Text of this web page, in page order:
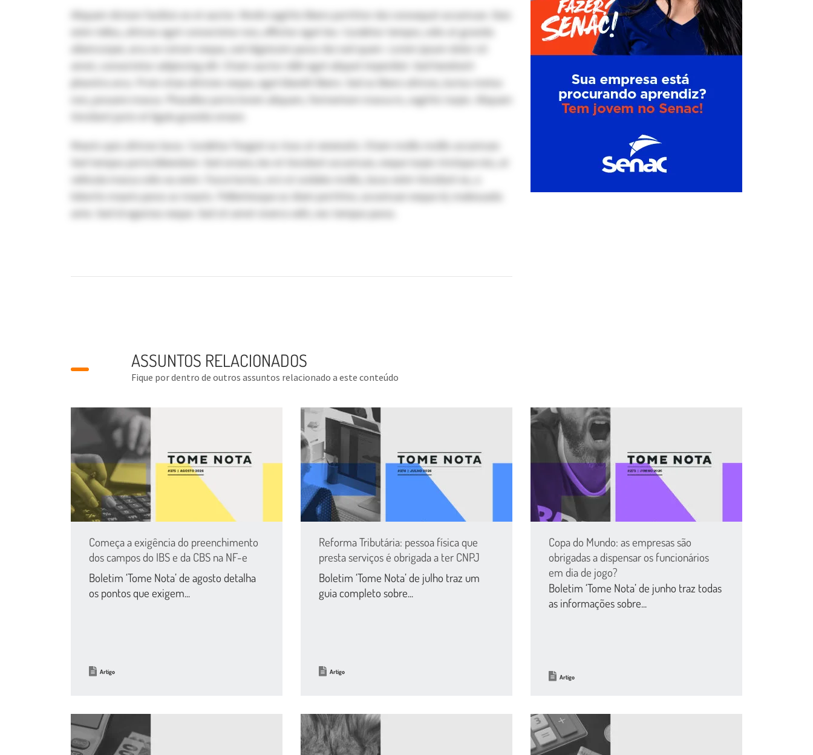
Aliquam dictum facilisis ex et auctor. Morbi sagittis libero porttitor dui consequat accumsan. Duis
enim tellus, ultrices eget consectetur non, efficitur eget leo. Curabitur tempor, odio at gravida
ullamcorper, arcu ex rutrum neque, sed dignissim purus dui sed quam. Lorem ipsum dolor sit
amet, consectetur adipiscing elit. Etiam auctor nibh eget aliquet imperdiet. Sed hendrerit
pharetra arcu. Proin vitae ultricies neque, eget blandit libero. Sed ac libero ultrices, luctus metus
non, posuere massa. Phasellus porta lorem aliquam, fermentum massa in, sagittis turpis. Aliquam
tincidunt justo et ligula gravida ornare.
Mauris quis ultrices lacus. Curabitur feugiat ac risus at venenatis. Etiam mollis mollis accumsan.
Sed tempus porta bibendum. Sed ornare, leo et tincidunt accumsan, neque turpis tristique nisi, at
vehicula massa odio eu enim. Fusce luctus, orci ut sodales mollis, lacus enim tincidunt ex, a
lobortis mauris purus ac mauris. Pellentesque ac diam porttitor, accumsan neque id, malesuada
ante. Sed id egestas neque. Sed sit amet viverra velit, nec tempus purus.
ASSUNTOS RELACIONADOS
Fique por dentro de outros assuntos relacionado a este conteúdo
Começa a exigência do preenchimento
dos campos do IBS e da CBS na NF-e
Boletim ‘Tome Nota’ de agosto detalha
os pontos que exigem...
Artigo
Reforma Tributária: pessoa física que
presta serviços é obrigada a ter CNPJ
Boletim ‘Tome Nota’ de julho traz um
guia completo sobre...
Artigo
Copa do Mundo: as empresas são
obrigadas a dispensar os funcionários
em dia de jogo?
Boletim ‘Tome Nota’ de junho traz todas
as informações sobre...
Artigo